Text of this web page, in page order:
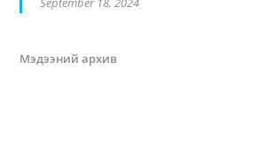
Мэдээний архив